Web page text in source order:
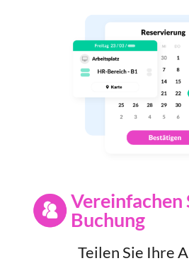
Vereinfachen
Buchung
Teilen Sie Ihre